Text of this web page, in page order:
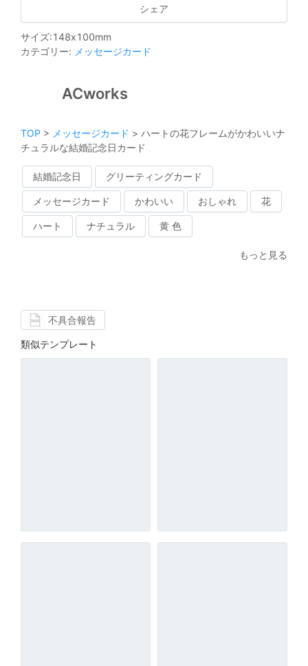
シェア
サイズ:148x100mm
カテゴリー: メッセージカード
ACworks
TOP > メッセージカード > ハートの花フレームがかわいいナ
チュラルな結婚記念日カード
結婚記念日 グリーティングカード
メッセージカード かわいい おしゃれ 花
ハート ナチュラル 黄 色
もっと見る
不具合報告
類似テンプレート